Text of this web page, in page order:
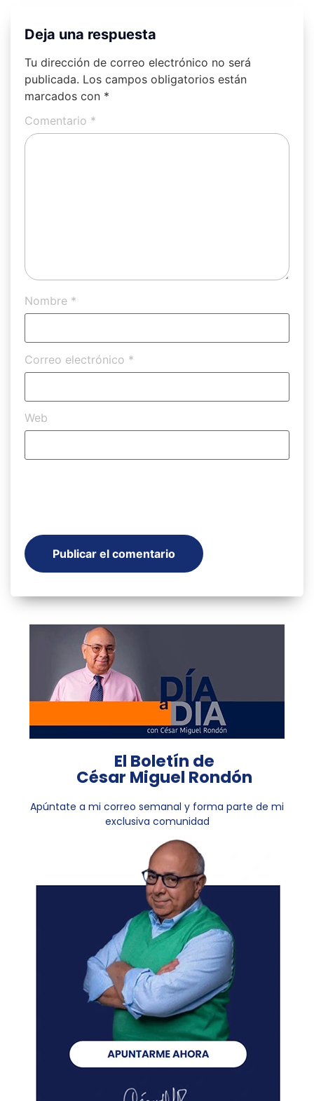
Deja una respuesta
Tu dirección de correo electrónico no será
publicada. Los campos obligatorios están
marcados con *
Comentario *
Nombre *
Correo electrónico *
Web
El Boletín de
César Miguel Rondón
Apúntate a mi correo semanal y forma parte de mi
exclusiva comunidad